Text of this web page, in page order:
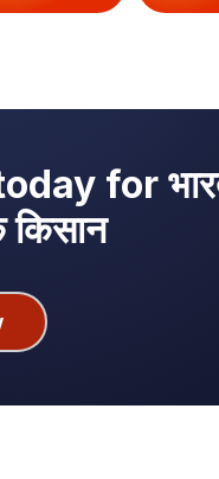
for
किसान